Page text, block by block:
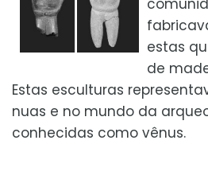
estas
de
Estas esculturas
nuas e no mundo da
conhecidas como vênus.